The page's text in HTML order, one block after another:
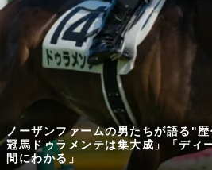
ノーザンファームの男たちが語る"
冠馬ドゥラメンテは集大成」「ディ
間にわかる」